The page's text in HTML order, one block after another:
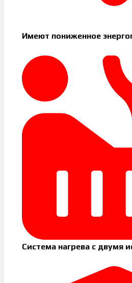
Имеют пониженное
Система нагрева с двумя